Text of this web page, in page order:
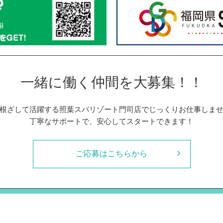
一緒に働く仲間を大募集！！
ざして活躍する照葉スパリゾート門司店でじっくりお仕事しま
丁寧なサポートで、安心してスタートできます！
ご応募はこちらから